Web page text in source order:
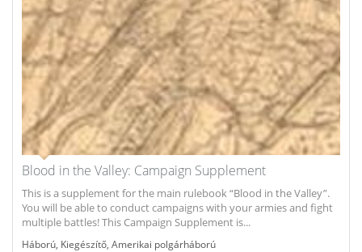
Blood in the Valley: Campaign Supplement
This is a supplement for the main rulebook “Blood in the Valley”.
You will be able to conduct campaigns with your armies and fight
multiple battles! This Campaign Supplement is...
Háború Kiegészítő Amerikai polgárháború